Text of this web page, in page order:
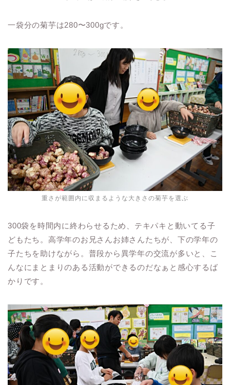
一袋分の菊芋は280〜300gです。
重さが範囲内に収まるような大きさの菊芋を選ぶ
300袋を時間内に終わらせるため、テキパキと動いてる子
どもたち。高学年のお兄さんお姉さんたちが、下の学年の
子たちを助けながら。普段から異学年の交流が多いと、こ
んなにまとまりのある活動ができるのだなぁと感心するば
かりです。